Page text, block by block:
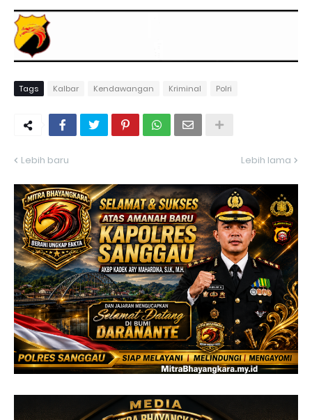
Tags Kalbar Kendawangan Kriminal Polri
Lebih baru Lebih lama